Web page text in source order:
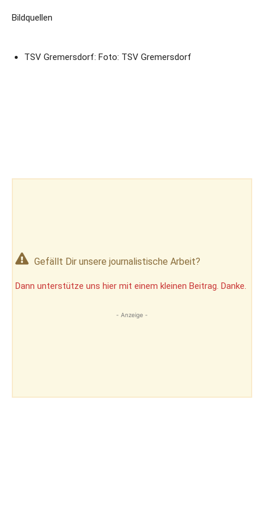
Bildquellen
TSV Gremersdorf: Foto: TSV Gremersdorf
Gefällt Dir unsere journalistische Arbeit?
Dann unterstütze uns hier mit einem kleinen Beitrag. Danke.
- Anzeige -